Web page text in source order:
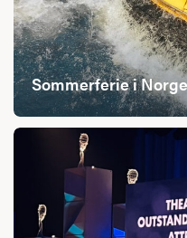
Sommerferie i